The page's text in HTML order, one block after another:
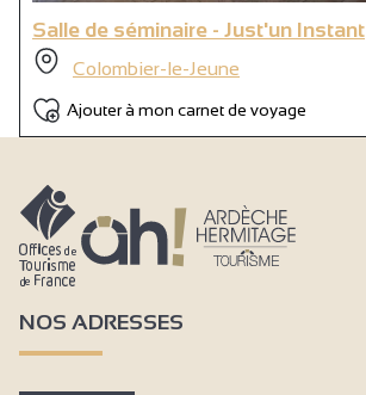
Salle de séminaire - Just'un Instant
Colombier-le-Jeune
Ajouter à mon carnet de voyage
NOS ADRESSES